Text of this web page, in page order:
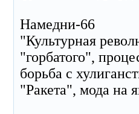
Намедни-66
"Культурная
"горбатого",
борьба с
"Ракета", мода